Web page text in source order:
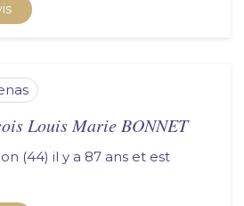
Louis Marie BONNET
(44) il y a 87 ans et est